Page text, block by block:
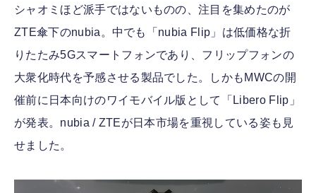
シャオミほど派手ではないものの、注目を集めたのが
ZTE傘下のnubia。中でも「nubia Flip」は低価格な折
りたたみ5Gスマートフォンであり、フリップフォンの
大衆化時代を予感させる製品でした。しかもMWCの開
催前に日本向けのワイモバイル版として「Libero Flip」
が発表。nubia / ZTEが日本市場を重視している姿も見
せました。